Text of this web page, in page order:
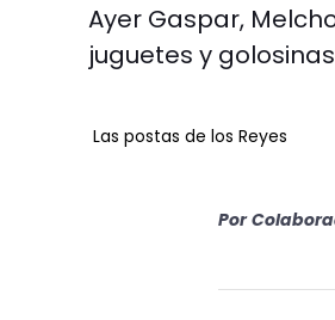
Ayer Gaspar,
juguetes y
Las postas de los Reyes
Por